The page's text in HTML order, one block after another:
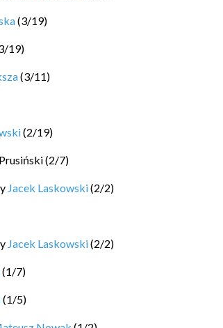
(3/19)
/19)
(3/11)
(2/19)
(2/7)
Jacek Laskowski(2/2)
Jacek Laskowski(2/2)
(1/7)
(1/5)